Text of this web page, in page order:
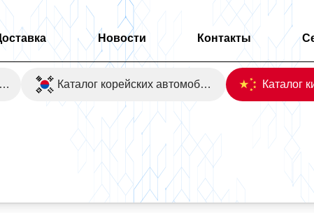
Новости Контакты
Японии Каталог корейских автомобилей
4WD